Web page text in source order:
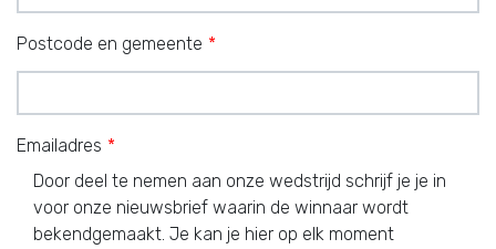
Postcode en gemeente
Emailadres
Door deel te nemen aan onze wedstrijd schrijf je je in
voor onze nieuwsbrief waarin de winnaar wordt
bekendgemaakt. Je kan je hier op elk moment